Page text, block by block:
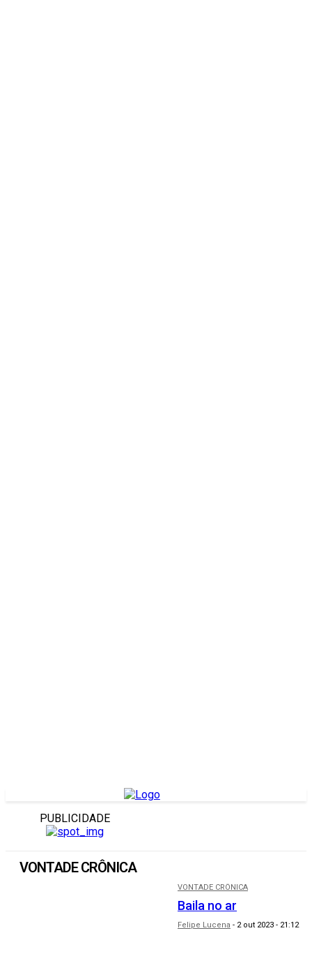
PUBLICIDADE
VONTADE CRÔNICA
VONTADE CRÔNICA
Baila no ar
Felipe Lucena - 2 out 2023 - 21:12